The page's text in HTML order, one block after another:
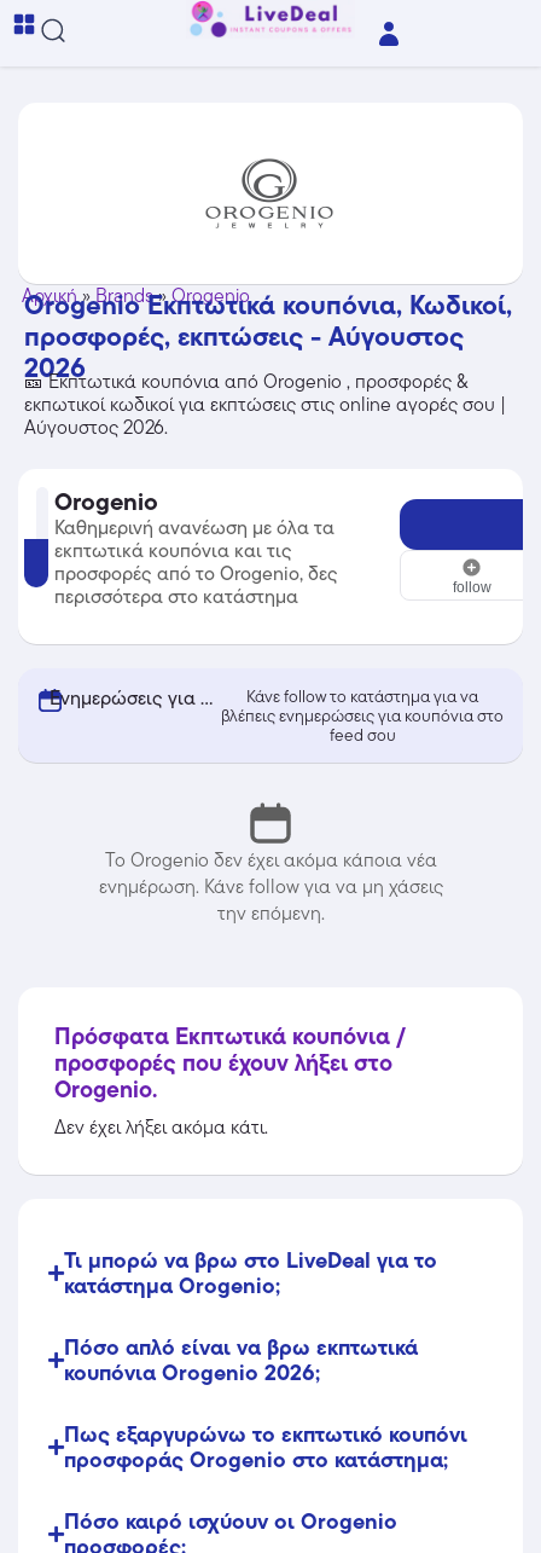
Αρχική»Brands»Orogenio
Orogenio Εκπτωτικά κουπόνια, Κωδικοί,
προσφορές, εκπτώσεις - Αύγουστος
2026
🎫 Εκπτωτικά κουπόνια από Orogenio , προσφορές &
εκπωτικοί κωδικοί για εκπτώσεις στις online αγορές σου |
Αύγουστος 2026.
Orogenio
Orogenio
Καθημερινή ανανέωση με όλα τα
εκπτωτικά κουπόνια και τις
προσφορές από το Orogenio, δες
περισσότερα στο κατάστημα
follow
Ενημερώσεις για κουπόνια από Orogenio
Κάνε follow το κατάστημα για να
βλέπεις ενημερώσεις για κουπόνια στο
feed σου
Το Orogenio δεν έχει ακόμα κάποια νέα
ενημέρωση. Κάνε follow για να μη χάσεις
την επόμενη.
Πρόσφατα Εκπτωτικά κουπόνια /
προσφορές που έχουν λήξει στο
Orogenio.
Δεν έχει λήξει ακόμα κάτι.
Τι μπορώ να βρω στο LiveDeal για το
κατάστημα Orogenio;
Πόσο απλό είναι να βρω εκπτωτικά
κουπόνια Orogenio 2026;
Πως εξαργυρώνω το εκπτωτικό κουπόνι
προσφοράς Orogenio στο κατάστημα;
Πόσο καιρό ισχύουν οι Orogenio
προσφορές;